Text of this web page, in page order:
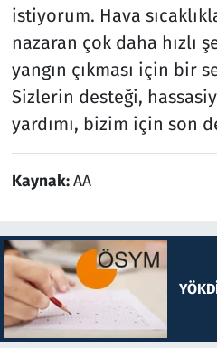
istiyorum. Hava
nazaran çok daha hızlı
yangın çıkması için bir
Sizlerin desteği,
yardımı, bizim için son
Kaynak:AA